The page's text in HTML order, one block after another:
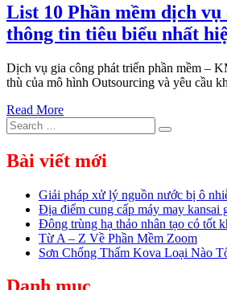
List 10 Phần mềm dịch vụ
thông tin tiêu biểu nhất
Dịch vụ gia công phát triển phần mềm –
thù của mô hình Outsourcing và yêu cầu
Read More
Search
for:
Search
Bài viết mới
Giải pháp xử lý nguồn nước bị ô
Địa điểm cung cấp máy may kansai
Đông trùng hạ thảo nhân tạo có tốt
Từ A – Z Về Phần Mềm Zoom
Sơn Chống Thấm Kova Loại Nào